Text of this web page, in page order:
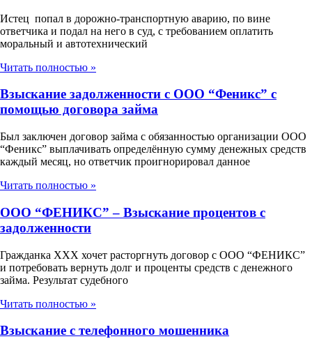
Истец попал в дорожно-транспортную аварию, по вине
ответчика и подал на него в суд, с требованием оплатить
моральный и автотехнический
Читать полностью »
Взыскание задолженности с ООО “Феникс” с
помощью договора займа
Был заключен договор займа с обязанностью организации ООО
“Феникс” выплачивать определённую сумму денежных средств
каждый месяц, но ответчик проигнорировал данное
Читать полностью »
ООО “ФЕНИКС” – Взыскание процентов с
задолженности
Гражданка ХХХ хочет расторгнуть договор с ООО “ФЕНИКС”
и потребовать вернуть долг и проценты средств с денежного
займа. Результат судебного
Читать полностью »
Взыскание с телефонного мошенника